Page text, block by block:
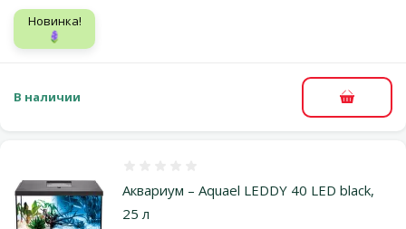
Новинка!
🪻
В наличии В
Аквариум – Aquael LEDDY 40 LED black,
25 л